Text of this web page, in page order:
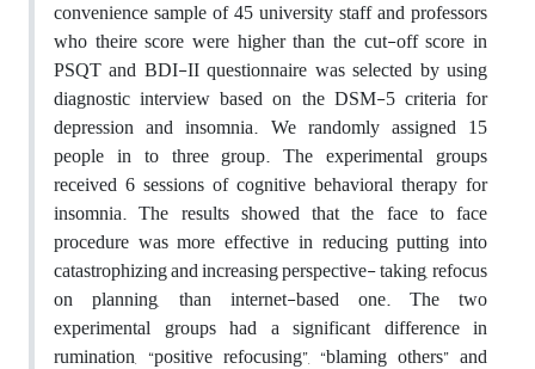
convenience sample of 45 university staff and professors
who theire score were higher than the cut-off score in
PSQT and BDI-II questionnaire was selected by using
diagnostic interview based on the DSM-5 criteria for
depression and insomnia. We randomly assigned 15
people in to three group. The experimental groups
received 6 sessions of cognitive behavioral therapy for
insomnia. The results showed that the face to face
procedure was more effective in reducing putting into
catastrophizing and increasing perspective- taking, refocus
on planning, than internet-based one. The two
experimental groups had a significant difference in
rumination, “positive refocusing”, “blaming others” and